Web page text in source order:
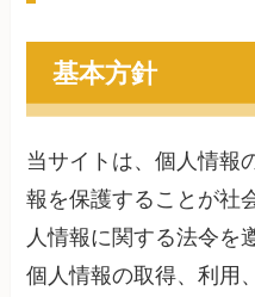
基本方針
当サイトは、個人情報
報を保護することが社
人情報に関する法令を
個人情報の取得、利用